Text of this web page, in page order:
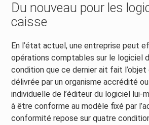
Du nouveau pour les
caisse
En l’état actuel, une entreprise peut
opérations comptables sur le logiciel
condition que ce dernier ait fait l’objet
délivrée par un organisme accrédité
individuelle de l’éditeur du logiciel lui-
à être conforme au modèle fixé par
conformité repose sur quatre